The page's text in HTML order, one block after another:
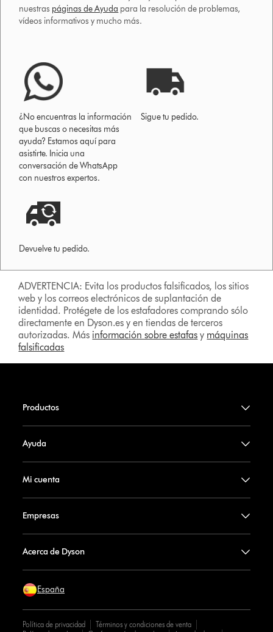
nuestras páginas de Ayuda para la resolución de problemas,
vídeos informativos y mucho más.
¿No encuentras la información
que buscas o necesitas más
ayuda? Estamos aquí para
asistirte. Inicia una
conversación de WhatsApp
con nuestros expertos.
Sigue tu pedido.
Devuelve tu pedido.
ADVERTENCIA: Evita los productos falsificados, los sitios
web y los correos electrónicos de suplantación de
identidad. Protégete de los estafadores comprando sólo
directamente en Dyson.es y en tiendas de terceros
autorizadas. Más información sobre estafas y máquinas
falsificadas
Productos
Ayuda
Mi cuenta
Empresas
Acerca de Dyson
España
Política de privacidad
Términos y condiciones de venta